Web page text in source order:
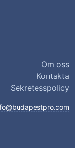
Om oss
Kontakta
Sekretesspolicy